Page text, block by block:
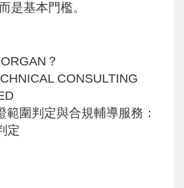
是基本門檻。
？
CONSULTING
圍判定與合規輔導服務：
定